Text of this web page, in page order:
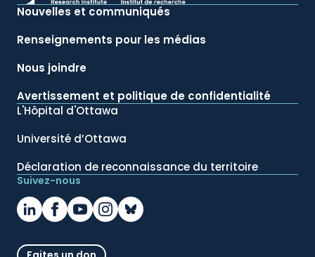
Nouvelles et communiqués
Renseignements pour les médias
Nous joindre
Avertissement et politique de confidentialité
L'Hôpital d'Ottawa
Université d’Ottawa
Déclaration de reconnaissance du territoire
Suivez-nous